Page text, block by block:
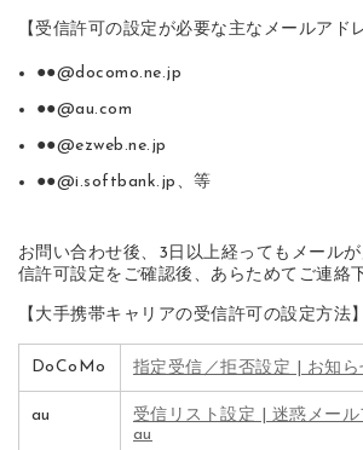
【受信許可の設定が必要な主なメールアド
●●@docomo.ne.jp
●●@au.com
●●@ezweb.ne.jp
●●@i.softbank.jp、等
お問い合わせ後、3日以上経ってもメール
信許可設定をご確認後、あらためてご連絡
【大手携帯キャリアの受信許可の設定方法】
DoCoMo 指定受信／拒否設定 | お知
au
受信リスト設定 | 迷惑メール
au